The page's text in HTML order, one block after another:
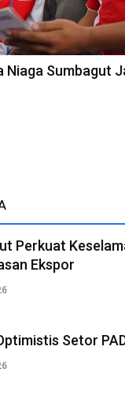
Niaga Sumbagut
Perkuat
Ekspor
Setor